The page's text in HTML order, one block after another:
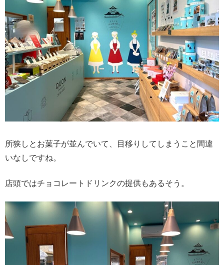
所狭しとお菓子が並んでいて、目移りしてしまうこと間違
いなしですね。
店頭ではチョコレートドリンクの提供もあるそう。